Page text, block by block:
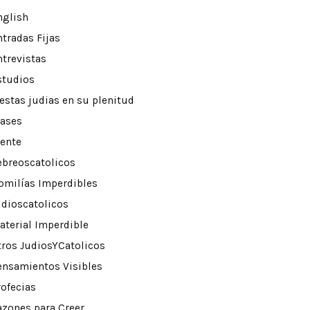
Fijas
judias en su plenitud
Imperdibles
Imperdible
JudiosYCatolicos
Visibles